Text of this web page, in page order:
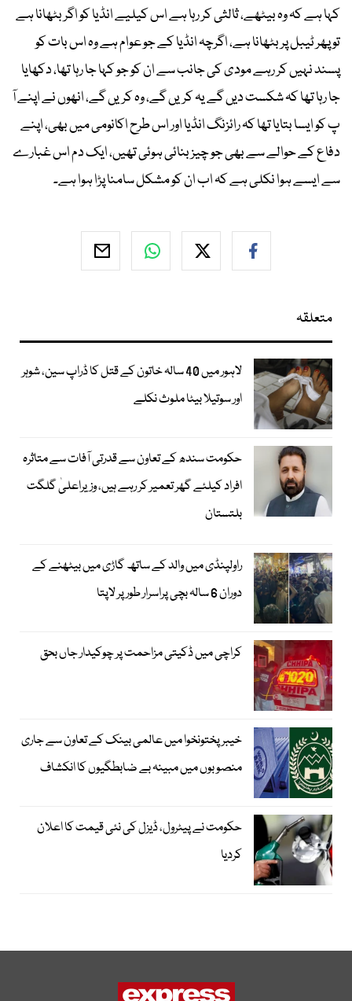
کہا ہے کہ وہ بیٹھے، ثالثی کر رہا ہے اس کیلیے انڈیا کو اگربٹھانا ہے
تو پھر ٹیبل پر بٹھانا ہے، اگرچہ انڈیا کے جو عوام ہے وہ اس بات کو
پسند نہیں کر رہے مودی کی جانب سے ان کو جو کہا جا رہا تھا، دکھایا
جا رہا تھا کہ شکست دیں گے یہ کریں گے، وہ کریں گے، انھوں نے اپنے آ
پ کو ایسا بتایا تھا کہ رائزنگ انڈیا اور اس طرح اکانومی میں بھی، اپنے
دفاع کے حوالے سے بھی جو چیز بنائی ہوئی تھیں، ایک دم اس غبارے
سے ایسے ہوا نکلی ہے کہ اب ان کو مشکل سامنا پڑا ہوا ہے۔
متعلقہ
لاہور میں 40 سالہ خاتون کے قتل کا ڈراپ سین، شوہر
اور سوتیلا بیٹا ملوث نکلے
حکومت سندھ کے تعاون سے قدرتی آفات سے متاثرہ
افراد کیلئے گھر تعمیر کر رہے ہیں، وزیراعلیٰ گلگت
بلتستان
راولپنڈی میں والد کے ساتھ گاڑی میں بیٹھنے کے
دوران 6 سالہ بچی پراسرار طور پر لاپتا
کراچی میں ڈکیتی مزاحمت پر چوکیدار جاں بحق
خیبرپختونخوا میں عالمی بینک کے تعاون سے جاری
منصوبوں میں مبینہ بے ضابطگیوں کا انکشاف
حکومت نے پیٹرول، ڈیزل کی نئی قیمت کا اعلان
کردیا